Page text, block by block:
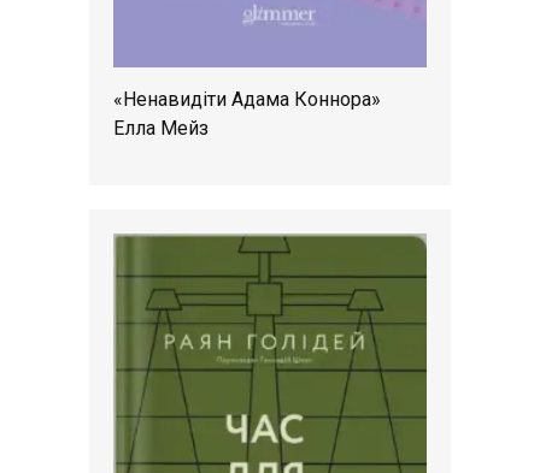
«Ненавидіти Адама Коннора»
Елла Мейз